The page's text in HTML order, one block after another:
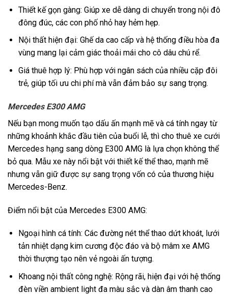
Thiết kế gọn gàng: Giúp xe dễ dàng di chuyển trong nội đô
đông đúc, các con phố nhỏ hay hẻm hẹp.
Nội thất hiện đại: Ghế da cao cấp và hệ thống điều hòa đa
vùng mang lại cảm giác thoải mái cho cô dâu chú rể.
Giá thuê hợp lý: Phù hợp với ngân sách của nhiều cặp đôi
trẻ, giúp tối ưu chi phí mà vẫn đảm bảo sự sang trọng.
Mercedes E300 AMG
Nếu bạn mong muốn tạo dấu ấn mạnh mẽ và cá tính ngay từ
những khoảnh khắc đầu tiên của buổi lễ, thì cho thuê xe cưới
Mercedes hạng sang dòng E300 AMG là lựa chọn không thể
bỏ qua. Mẫu xe này nổi bật với thiết kế thể thao, mạnh mẽ
nhưng vẫn giữ được sự sang trọng vốn có của thương hiệu
Mercedes-Benz.
Điểm nổi bật của Mercedes E300 AMG:
Ngoại hình cá tính: Các đường nét thể thao dứt khoát, lưới
tản nhiệt dạng kim cương độc đáo và bộ mâm xe AMG
thời thượng tạo nên vẻ ngoài ấn tượng.
Khoang nội thất công nghệ: Rộng rãi, hiện đại với hệ thống
đèn viền ambient light đa màu sắc và dàn âm thanh cao